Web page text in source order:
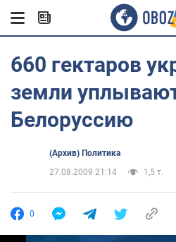
660 гектаров
земли
Белоруссию
(Архив) Политика
27.08.2009 21:14
1,5 т.
0